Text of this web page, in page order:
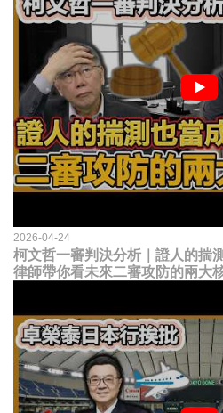
2026-04-24
柯文哲一審判決分析｜證人的揣
律師帶你看未來二審攻防的兩大